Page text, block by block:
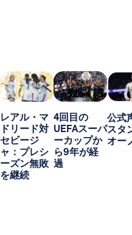
レアル・マ
ドリード対
セビージ
ャ：プレシ
ーズン無敗
を継続
4回目の
UEFAスーパ
ーカップか
ら9年が経
過
公式
スタ
オー